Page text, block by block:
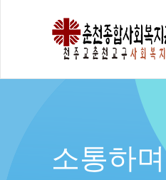
소통하며